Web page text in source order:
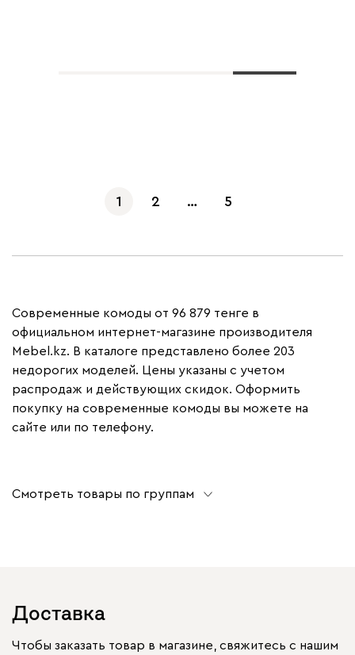
1 2 … 5
Современные комоды от 96 879 тенге в
официальном интернет-магазине производителя
Mebel.kz. В каталоге представлено более 203
недорогих моделей. Цены указаны с учетом
распродаж и действующих скидок. Оформить
покупку на современные комоды вы можете на
сайте или по телефону.
Смотреть товары по группам
Доставка
Чтобы заказать товар в магазине, свяжитесь с нашим